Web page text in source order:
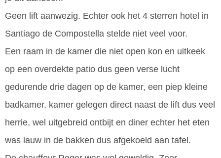
Geen lift aanwezig. Echter ook het 4 sterren hotel in
Santiago de Compostella stelde niet veel voor.
Een raam in de kamer die niet open kon en uitkeek
op een overdekte patio dus geen verse lucht
gedurende drie dagen op de kamer, een piep kleine
badkamer, kamer gelegen direct naast de lift dus veel
herrie, wel uitgebreid ontbijt en diner echter het eten
was lauw in de bakken dus afgekoeld aan tafel.